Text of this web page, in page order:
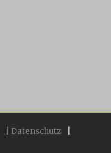
Datenschutz